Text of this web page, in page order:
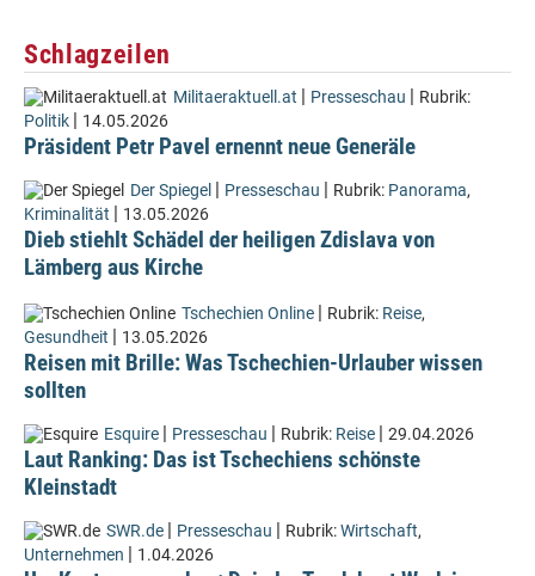
Schlagzeilen
Militaeraktuell.at | Presseschau | Rubrik:
Politik | 14.05.2026
Präsident Petr Pavel ernennt neue Generäle
Der Spiegel | Presseschau | Rubrik: Panorama,
Kriminalität | 13.05.2026
Dieb stiehlt Schädel der heiligen Zdislava von
Lämberg aus Kirche
Tschechien Online | Rubrik: Reise,
Gesundheit | 13.05.2026
Reisen mit Brille: Was Tschechien-Urlauber wissen
sollten
Esquire | Presseschau | Rubrik: Reise | 29.04.2026
Laut Ranking: Das ist Tschechiens schönste
Kleinstadt
SWR.de | Presseschau | Rubrik:Wirtschaft,
Unternehmen | 1.04.2026